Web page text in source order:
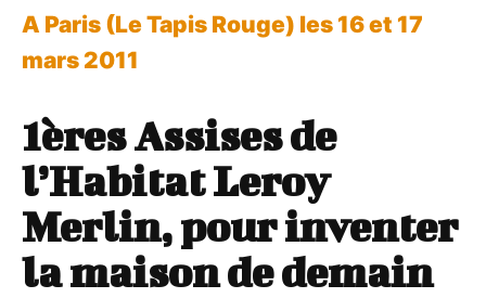
A Paris (Le Tapis Rouge) les 16 et 17
mars 2011
1ères Assises de
l’Habitat Leroy
Merlin, pour inventer
la maison de demain